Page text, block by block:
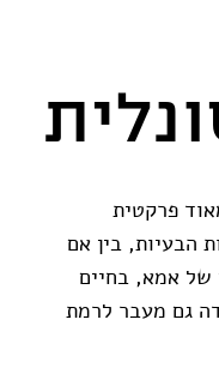
פרקטית
הבעיות, בין אם
של אמא, בחיים
גם מעבר לרמת